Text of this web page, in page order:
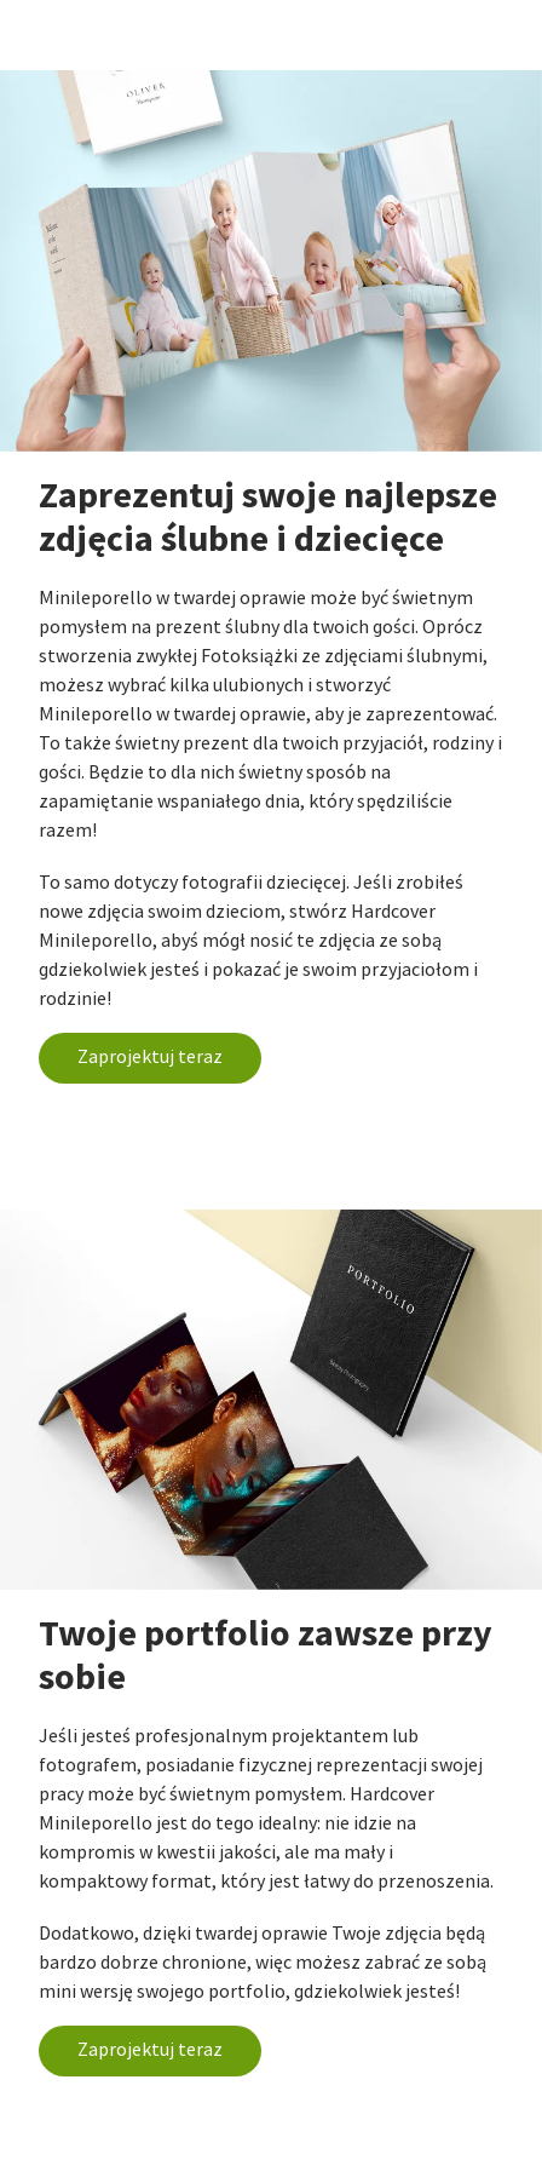
Zaprezentuj swoje najlepsze
zdjęcia ślubne i dziecięce
Minileporello w twardej oprawie może być świetnym
pomysłem na prezent ślubny dla twoich gości. Oprócz
stworzenia zwykłej Fotoksiążki ze zdjęciami ślubnymi,
możesz wybrać kilka ulubionych i stworzyć
Minileporello w twardej oprawie, aby je zaprezentować.
To także świetny prezent dla twoich przyjaciół, rodziny i
gości. Będzie to dla nich świetny sposób na
zapamiętanie wspaniałego dnia, który spędziliście
razem!
To samo dotyczy fotografii dziecięcej. Jeśli zrobiłeś
nowe zdjęcia swoim dzieciom, stwórz Hardcover
Minileporello, abyś mógł nosić te zdjęcia ze sobą
gdziekolwiek jesteś i pokazać je swoim przyjaciołom i
rodzinie!
Zaprojektuj teraz
Twoje portfolio zawsze przy
sobie
Jeśli jesteś profesjonalnym projektantem lub
fotografem, posiadanie fizycznej reprezentacji swojej
pracy może być świetnym pomysłem. Hardcover
Minileporello jest do tego idealny: nie idzie na
kompromis w kwestii jakości, ale ma mały i
kompaktowy format, który jest łatwy do przenoszenia.
Dodatkowo, dzięki twardej oprawie Twoje zdjęcia będą
bardzo dobrze chronione, więc możesz zabrać ze sobą
mini wersję swojego portfolio, gdziekolwiek jesteś!
Zaprojektuj teraz